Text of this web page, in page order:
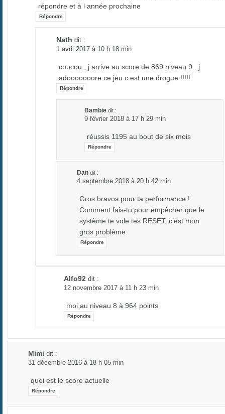
répondre et à l année prochaine
Répondre
Nath dit :
1 avril 2017 à 10 h 18 min
coucou , j arrive au score de 869 niveau 9 . j
adooooooore ce jeu c est une drogue !!!!!
Répondre
Bambie dit :
9 février 2018 à 17 h 29 min
réussis 1195 au bout de six mois
Répondre
Dan dit :
4 septembre 2018 à 20 h 42 min
Gros bravos pour ta performance !
Comment fais-tu pour empêcher que le
système te vole tes RESET, c’est mon
gros problème.
Répondre
Alfo92 dit :
12 novembre 2017 à 11 h 23 min
moi,au niveau 8 à 964 points
Répondre
Mimi dit :
31 décembre 2016 à 18 h 05 min
quei est le score actuelle
Répondre